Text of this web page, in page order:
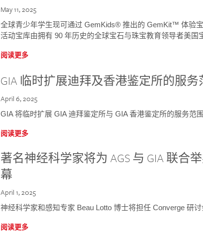
May 11, 2025
全球青少年学生现可通过 GemKids® 推出的 GemKit™ 体验
活动宝库由拥有 90 年历史的全球宝石与珠宝教育领导者美国
阅读更多
GIA 临时扩展迪拜及香港鉴定所的服务
April 6, 2025
GIA 将临时扩展 GIA 迪拜鉴定所与 GIA 香港鉴定所的服务范围
阅读更多
著名神经科学家将为 AGS 与 GIA 联合
幕
April 1, 2025
神经科学家和感知专家 Beau Lotto 博士将担任 Converge 研
阅读更多